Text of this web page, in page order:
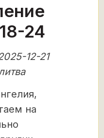
24
12-21
на